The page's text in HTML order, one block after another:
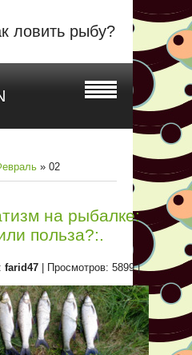
ловить рыбу?
» 02
на рыбалке:
польза?:.
farid47 | Просмотров: 5899 |